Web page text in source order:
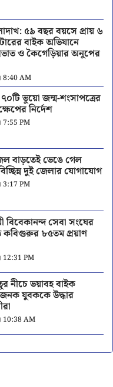
৫৯ বছর বয়সে প্রায় ৬
বাইক অভিযানে
ও কৈগেড়িয়ার অনুপের
8:40 AM
ভুয়ো জন্ম-শংসাপত্রের
নির্দেশ
7:55 PM
বাড়তেই ভেঙে গেল
দুই জেলার যোগাযোগ
PM
বিবেকানন্দ সেবা সংঘের
কবিগুরুর ৮৫তম প্রয়াণ
PM
নীচে ভয়াবহ বাইক
যুবককে উদ্ধার
10:38 AM